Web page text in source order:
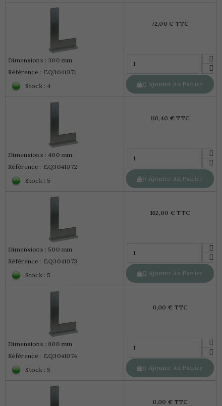
Dimensions : 300 mm
Référence : EQ3041071
Stock : 4
72,00 € TTC
 Ajouter Au Panier
Dimensions : 400 mm
Référence : EQ3041072
Stock : 5
110,40 € TTC
 Ajouter Au Panier
Dimensions : 500 mm
Référence : EQ3041073
Stock : 5
162,00 € TTC
 Ajouter Au Panier
Dimensions : 600 mm
Référence : EQ3041074
Stock : 5
0,00 € TTC
 Ajouter Au Panier
0,00 € TTC